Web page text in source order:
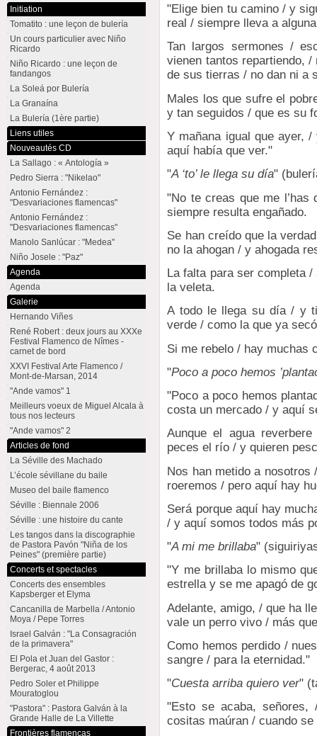
"Elige bien tu camino / y
real / siempre lleva a
Tan largos sermones /
vienen tantos repartiendo,
de sus tierras / no dan ni a
Males los que sufre el
y tan seguidos / que es su
Y mañana igual que ayer,
aquí había que ver."
"A ‘to’ le llega su día"
"No te creas que me l’has
siempre resulta engañado.
Se han creído que la
no la ahogan / y ahogada
La falta para ser completa
la veleta.
A todo le llega su día / y
verde / como la que ya
Si me rebelo / hay muchas
"Poco a poco hemos
"Poco a poco hemos
costa un mercado / y aquí
Aunque el agua
peces el río / y quieren
Nos han metido a nosotros
roeremos / pero aquí hay
Será porque aquí hay
/ y aquí somos todos más
"A mi me brillaba"
"Y me brillaba lo mismo
estrella y se me apagó de
Adelante, amigo, / que ha
vale un perro vivo / más
Como hemos perdido /
sangre / para la eternidad."
"Cuesta arriba quiero ver"
"Esto se acaba,
cositas maúran / cuando
Initiation
Tomatito : une leçon de bulería
Un cours particulier avec Niño
Ricardo
Niño Ricardo : une leçon de
fandangos
La Soleá por Bulería
La Granaína
La Bulería (1ère partie)
Liens utiles
Nouveautés CD
La Sallago : « Antología »
Pedro Sierra : "Nikelao"
Antonio Fernández :
"Desvariaciones flamencas"
Antonio Fernández :
"Desvariaciones flamencas"
Manolo Sanlúcar : "Medea"
Niño Josele : "Paz"
Agenda
Agenda
Galerie
Hernando Viñes
René Robert : deux jours au XXXe
Festival Flamenco de Nîmes -
carnet de bord
XXVI Festival Arte Flamenco /
Mont-de-Marsan, 2014
"Ande vamos" 1
Meilleurs voeux de Miguel Alcala à
tous nos lecteurs
"Ande vamos" 2
Articles de fond
La Séville des Machado
L’école sévillane du baile
Museo del baile flamenco
Séville : Biennale 2006
Séville : une histoire du cante
Les tangos dans la discographie
de Pastora Pavón "Niña de los
Peines" (première partie)
Concerts et spectacles
Concerts des ensembles
Kapsberger et Elyma
Cancanilla de Marbella / Antonio
Moya / Pepe Torres
Israel Galván : "La Consagración
de la primavera"
El Pola et Juan del Gastor :
Bergerac, 4 août 2013
Pedro Soler et Philippe
Mouratoglou
"Pastora" : Pastora Galván à la
Grande Halle de La Villette
Frontières flamencas